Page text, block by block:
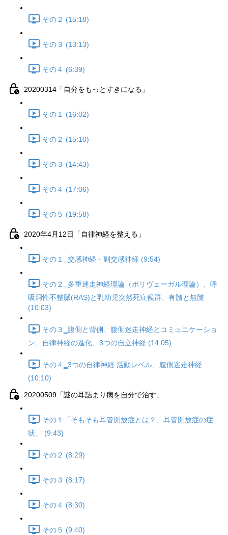
その２ (15:18)
その３ (13:13)
その４ (6:39)
20200314「自分をもっとすきになる」
その１ (16:02)
その２ (15:10)
その３ (14:43)
その４ (17:06)
その５ (19:58)
2020年4月12日「自律神経を整える」
その１‗交感神経・副交感神経 (9:54)
その２‗多重迷走神経理論（ポリヴェーガル理論）、呼
吸洞性不整脈(RAS)と乳幼児突然死症候群、有髄と無髄
(10:03)
その３‗腹側と背側、腹側迷走神経とコミュニケーショ
ン、自律神経の進化、3つの自立神経 (14:05)
その４‗3つの自律神経 活動レベル、腹側迷走神経
(10:10)
20200509「謎の耳詰まり病を自分で治す」
その１「そもそも耳管開放症とは？、耳管開放症の症
状」 (9:43)
その２ (8:29)
その３ (8:17)
その４ (8:30)
その５ (9:40)